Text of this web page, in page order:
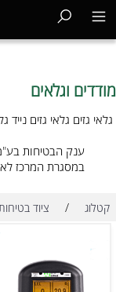
מודדים וגלאים
ענק הבטיחות
במסגרת המרכז
קטלוג / ציוד